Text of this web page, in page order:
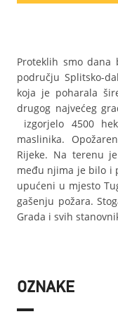
Proteklih smo dana
području Splitsko-
koja je poharala
drugog najvećeg
izgorjelo 4500
maslinika.
Rijeke. Na terenu
među njima je bilo i
upućeni u mjesto
gašenju požara.
Grada i svih
OZNAKE